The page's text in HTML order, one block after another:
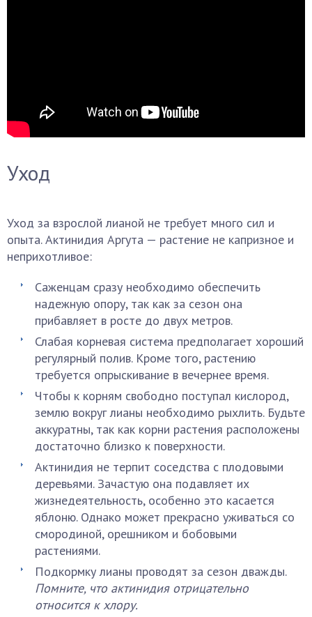
Уход
Уход за взрослой лианой не требует много сил и
опыта. Актинидия Аргута — растение не капризное и
неприхотливое:
Саженцам сразу необходимо обеспечить
надежную опору, так как за сезон она
прибавляет в росте до двух метров.
Слабая корневая система предполагает хороший
регулярный полив. Кроме того, растению
требуется опрыскивание в вечернее время.
Чтобы к корням свободно поступал кислород,
землю вокруг лианы необходимо рыхлить. Будьте
аккуратны, так как корни растения расположены
достаточно близко к поверхности.
Актинидия не терпит соседства с плодовыми
деревьями. Зачастую она подавляет их
жизнедеятельность, особенно это касается
яблоню. Однако может прекрасно уживаться со
смородиной, орешником и бобовыми
растениями.
Подкормку лианы проводят за сезон дважды.
Помните, что актинидия отрицательно
относится к хлору.